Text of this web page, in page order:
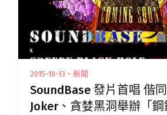
2015-10-13・新聞
SoundBase 發片首唱 偕同
Joker、貪婪黑洞舉辦「